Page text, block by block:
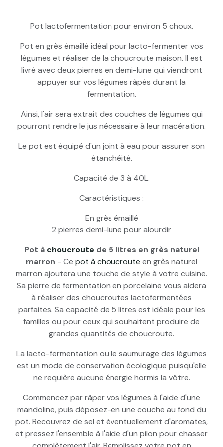
Pot à choucroute avec pierres lacto-
fermentation 10L Blanc
Pot à choucroute avec pierres lacto-
fermentation 10L Marron
Pot à choucroute avec pierres lacto-
Pot à choucroute avec pierres lacto-
Pot lactofermentation pour environ 5 choux.
Pot en grès émaillé idéal pour lacto-fermenter vos
légumes et réaliser de la choucroute maison. Il est
livré avec deux pierres en demi-lune qui viendront
appuyer sur vos légumes râpés durant la
fermentation.
Ainsi, l'air sera extrait des couches de légumes qui
pourront rendre le jus nécessaire à leur macération.
Le pot est équipé d'un joint à eau pour assurer son
étanchéité.
Capacité de 3 à 40L.
Caractéristiques :
En grès émaillé
2 pierres demi-lune pour alourdir
Pot à choucroute de 5 litres en grès naturel
marron - Ce pot à choucroute en grès naturel
marron ajoutera une touche de style à votre cuisine.
Sa pierre de fermentation en porcelaine vous aidera
à réaliser des choucroutes lactofermentées
parfaites. Sa capacité de 5 litres est idéale pour les
familles ou pour ceux qui souhaitent produire de
grandes quantités de choucroute.
La lacto-fermentation ou le saumurage des légumes
est un mode de conservation écologique puisqu'elle
ne requière aucune énergie hormis la vôtre.
Commencez par râper vos légumes à l'aide d'une
mandoline, puis déposez-en une couche au fond du
pot. Recouvrez de sel et éventuellement d'aromates,
et pressez l'ensemble à l'aide d'un pilon pour chasser